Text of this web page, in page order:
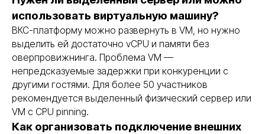
использовать виртуальную машину?
ВКС-платформу можно развернуть в VM, но нужно
выделить ей достаточно vCPU и памяти без
оверпровижнинга. Проблема VM —
непредсказуемые задержки при конкуренции с
другими гостями. Для более 50 участников
рекомендуется выделенный физический сервер или
VM с CPU pinning.
Как организовать подключение внешних